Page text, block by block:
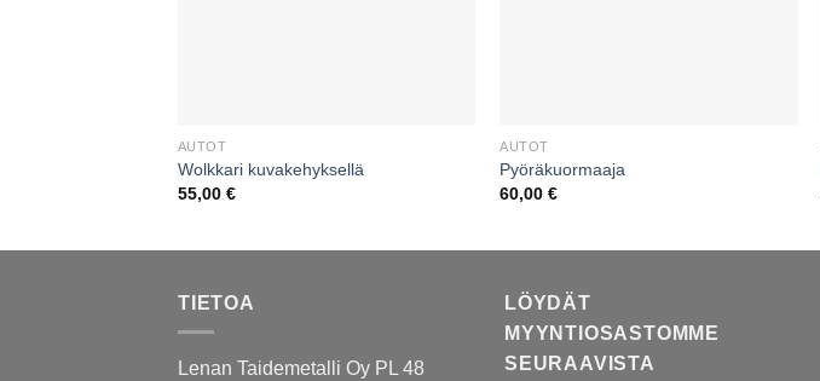
AUTOT
Wolkkari kuvakehyksellä
55,00 €
AUTOT
Pyöräkuormaaja
60,00€
TIETOA
Lenan Taidemetalli Oy PL 48
LÖYDÄT
MYYNTIOSASTOMME
SEURAAVISTA